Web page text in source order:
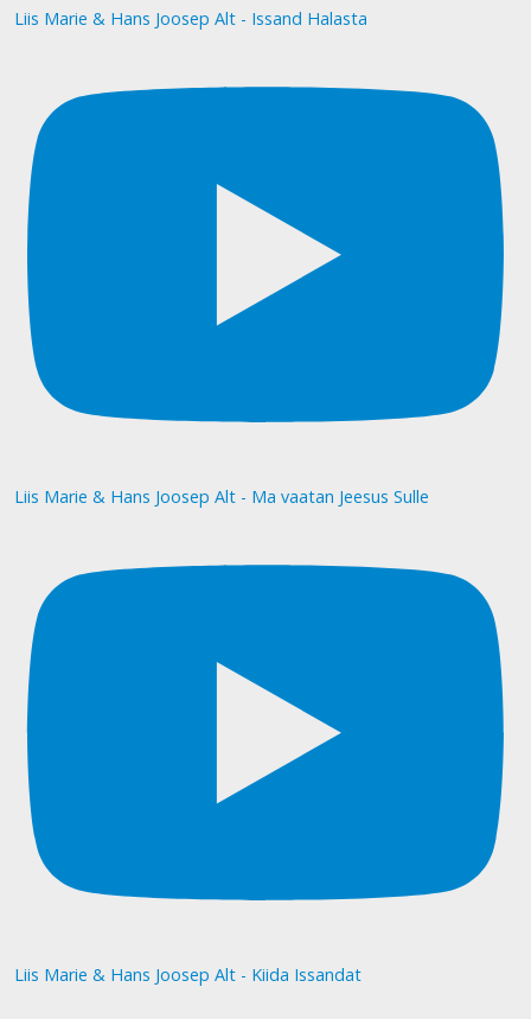
Liis Marie & Hans Joosep Alt - Issand Halasta
Liis Marie & Hans Joosep Alt - Ma vaatan Jeesus Sulle
Liis Marie & Hans Joosep Alt - Kiida Issandat